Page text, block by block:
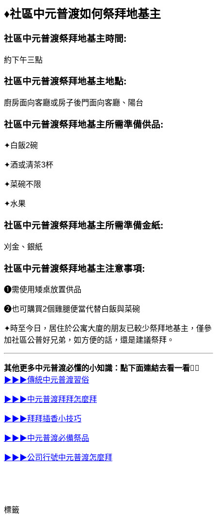
♦社區中元普渡如何祭拜地基主
社區中元普渡祭拜地基主時間:
約下午三點
社區中元普渡祭拜地基主地點:
廚房面向客廳或房子後門面向客廳、陽台
社區中元普渡祭拜地基主所需準備供品:
✦白飯2碗
✦酒或清茶3杯
✦菜碗不限
✦水果
社區中元普渡祭拜地基主所需準備金紙:
刈金、銀紙
社區中元普渡祭拜地基主注意事項:
❶需使用矮桌放置供品
❷也可購買2個雞腿便當代替白飯與菜碗
✦時至今日，居住於公寓大廈的朋友已較少祭拜地基主，僅參
加社區公普好兄弟，如方便的話，還是建議祭拜。
其他更多中元普渡必懂的小知識：點下面連結去看一看👇🏻
▶▶▶傳統中元普渡習俗
▶▶▶中元普渡拜拜怎麼拜
▶▶▶拜拜插香小技巧
▶▶▶中元普渡必備祭品
▶▶▶公司行號中元普渡怎麼拜
標籤